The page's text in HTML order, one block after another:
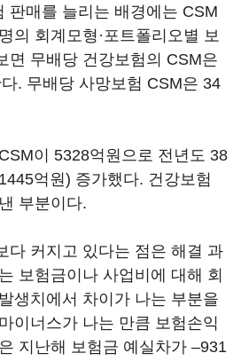
판매를 늘리는 배경에는 CSM
의 회계모형·포트폴리오별 보
면 무배당 건강보험의 CSM은
. 무배당 사망보험 CSM은 34
이 5328억원으로 전년도 38
억원) 증가했다. 건강보험
부분이다.
다 커지고 있다는 점은 해결 과
보험금이나 사업비에 대해 회
생치에서 차이가 나는 부분을
이너스가 나는 만큼 보험손익
지난해 보험금 예실차가 –931